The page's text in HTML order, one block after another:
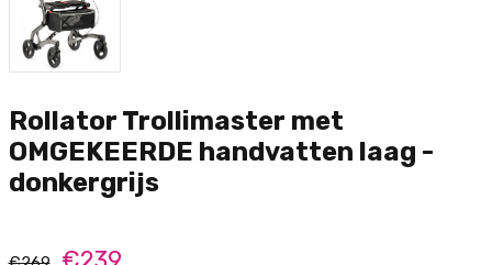
Rollator Trollimaster met
OMGEKEERDE handvatten laag -
donkergrijs